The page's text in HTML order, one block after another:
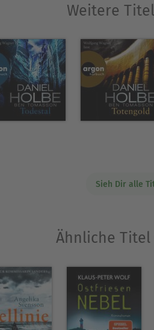
Weitere
Sieh Dir alle
Ähnliche Titel